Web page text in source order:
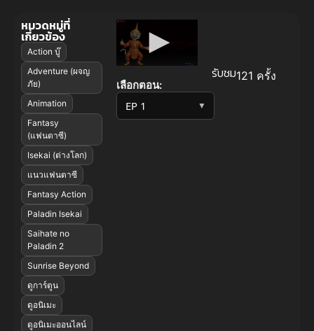
เลือกตอน:
▼
รับชม121 ครั้ง
หมวดหมู่ที่
เกี่ยวข้อง
Action บู๊
Adventure (ผจญ
ภัย)
Animation
Fantasy
(แฟนตาซี)
Isekai (ต่างโลก)
แนวแฟนตาซี
Fantasy Action
Paladin Isekai
Saihate no
Paladin 2
Sunrise Beyond
ดูการ์ตูน
ดูอนิเมะ
ดูอนิเมะออนไลน์